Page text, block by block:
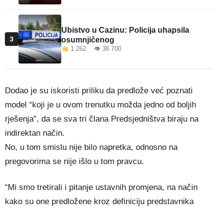
3
Ubistvo u Cazinu: Policija uhapsila
osumnjičenog
1.262 👁 38.700
Dodao je su iskoristi priliku da predlože već poznati
model “koji je u ovom trenutku možda jedno od boljih
rješenja”, da se sva tri člana Predsjedništva biraju na
indirektan način.
No, u tom smislu nije bilo napretka, odnosno na
pregovorima se nije išlo u tom pravcu.
“Mi smo tretirali i pitanje ustavnih promjena, na način
kako su one predložene kroz definiciju predstavnika